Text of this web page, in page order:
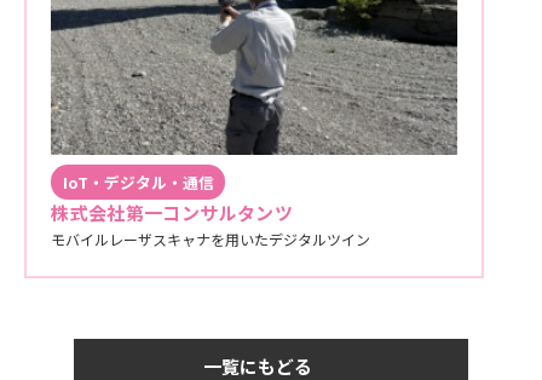
IoT・デジタル・通信
株式会社第一コンサルタンツ
モバイルレーザスキャナを用いたデジタルツイン
一覧にもどる